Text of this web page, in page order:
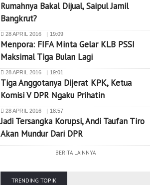
Rumahnya Bakal Dijual, Saipul Jamil
Bangkrut?
28 APRIL 2016 19:09
Menpora: FIFA Minta Gelar KLB PSSI
Maksimal Tiga Bulan Lagi
28 APRIL 2016 19:01
Tiga Anggotanya Dijerat KPK, Ketua
Komisi V DPR Ngaku Prihatin
28 APRIL 2016 18:57
Jadi Tersangka Korupsi, Andi Taufan Tiro
Akan Mundur Dari DPR
BERITA LAINNYA
TRENDING TOPIK